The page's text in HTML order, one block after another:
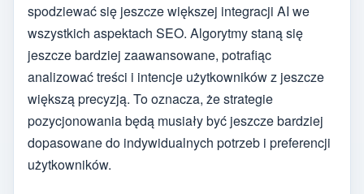
spodziewać się jeszcze większej integracji AI we
wszystkich aspektach SEO. Algorytmy staną się
jeszcze bardziej zaawansowane, potrafiąc
analizować treści i intencje użytkowników z jeszcze
większą precyzją. To oznacza, że strategie
pozycjonowania będą musiały być jeszcze bardziej
dopasowane do indywidualnych potrzeb i preferencji
użytkowników.